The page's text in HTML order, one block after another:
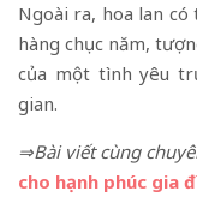
Ngoài ra, hoa lan
hàng chục năm,
của một tình yêu
gian.
⇒Bài viết cùng
cho hạnh phúc gia